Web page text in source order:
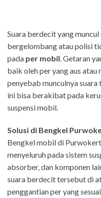
Suara berdecit yang
bergelombang atau polisi
pada per mobil. Getaran
baik oleh per yang aus
penyebab munculnya
ini bisa berakibat pada
suspensi mobil.
Solusi di Bengkel
Bengkel mobil di
menyeluruh pada sistem
absorber, dan komponen
suara berdecit tersebut di
penggantian per yang sesuai.